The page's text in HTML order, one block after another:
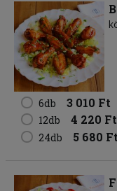
6db 3 010 Ft
12db 4 220 Ft
24db 5 680 Ft